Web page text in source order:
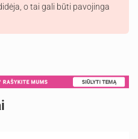
o tai gali būti pavojinga